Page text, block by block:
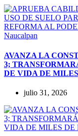
Naucalpan
AVANZA LA
3;
DE VIDA DE
julio 31, 2026